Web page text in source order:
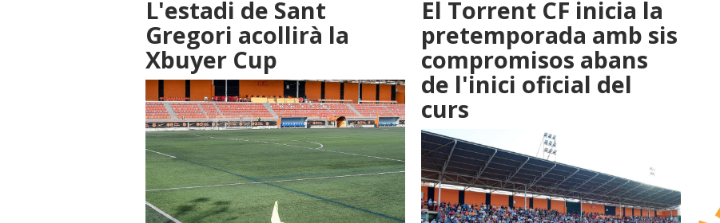
L'estadi de Sant
Gregori acollirà la
Xbuyer Cup
El Torrent CF inicia la
pretemporada amb sis
compromisos abans
de l'inici oficial del
curs